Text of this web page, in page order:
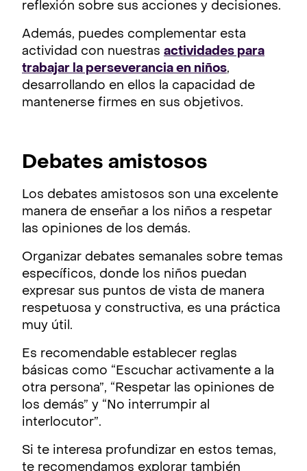
reflexión sobre sus acciones y decisiones.
Además, puedes complementar esta
actividad con nuestras actividades para
trabajar la perseverancia en niños,
desarrollando en ellos la capacidad de
mantenerse firmes en sus objetivos.
Debates amistosos
Los debates amistosos son una excelente
manera de enseñar a los niños a respetar
las opiniones de los demás.
Organizar debates semanales sobre temas
específicos, donde los niños puedan
expresar sus puntos de vista de manera
respetuosa y constructiva, es una práctica
muy útil.
Es recomendable establecer reglas
básicas como “Escuchar activamente a la
otra persona”, “Respetar las opiniones de
los demás” y “No interrumpir al
interlocutor”.
Si te interesa profundizar en estos temas,
te recomendamos explorar también